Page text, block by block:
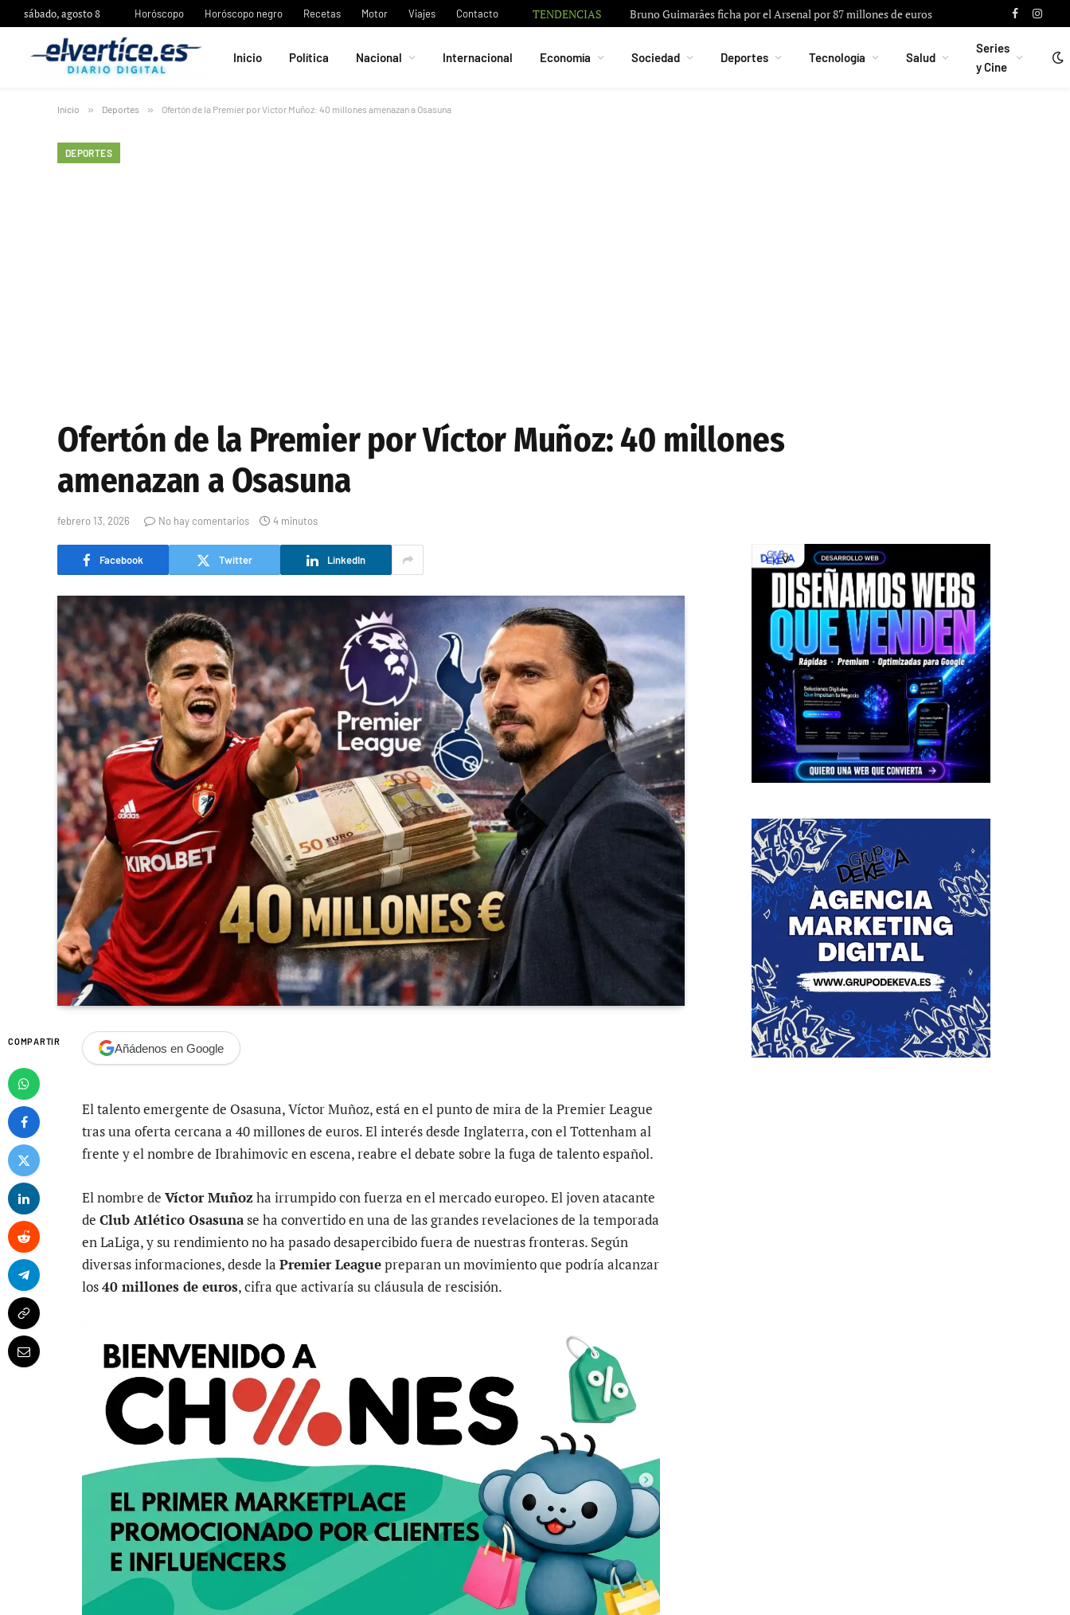
sábado, agosto 8 Horóscopo Horóscopo negro Recetas Motor Viajes Contacto TENDENCIAS Bruno Guimarães ficha por el Arsenal por 87 millones de euros Facebook
Inicio Política Nacional Internacional Economía Sociedad Deportes Tecnología Salud
Series
y Cine
Inicio » Deportes » Ofertón de la Premier por Víctor Muñoz: 40 millones amenazan a Osasuna
DEPORTES
Ofertón de la Premier por Víctor Muñoz: 40 millones
amenazan a Osasuna
febrero 13, 2026 No hay comentarios 4 minutos
Facebook Twitter LinkedIn
COMPARTIR Añádenos en Google
El talento emergente de Osasuna, Víctor Muñoz, está en el punto de mira de la Premier League
tras una oferta cercana a 40 millones de euros. El interés desde Inglaterra, con el Tottenham al
frente y el nombre de Ibrahimovic en escena, reabre el debate sobre la fuga de talento español.
El nombre de Víctor Muñozha irrumpido con fuerza en el mercado europeo. El joven atacante
de Club Atlético Osasunase ha convertido en una de las grandes revelaciones de la temporada
en LaLiga, y su rendimiento no ha pasado desapercibido fuera de nuestras fronteras. Según
diversas informaciones, desde la Premier Leaguepreparan un movimiento que podría alcanzar
los40 millones de euros, cifra que activaría su cláusula de rescisión.